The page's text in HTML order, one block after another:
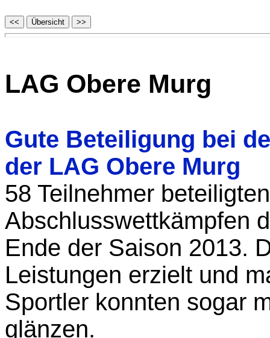
LAG Obere Murg
Gute Beteiligung bei
der LAG Obere Murg
58 Teilnehmer
Abschlusswettkämpfen
Ende der Saison 2013.
Leistungen erzielt und
Sportler konnten sogar
glänzen.